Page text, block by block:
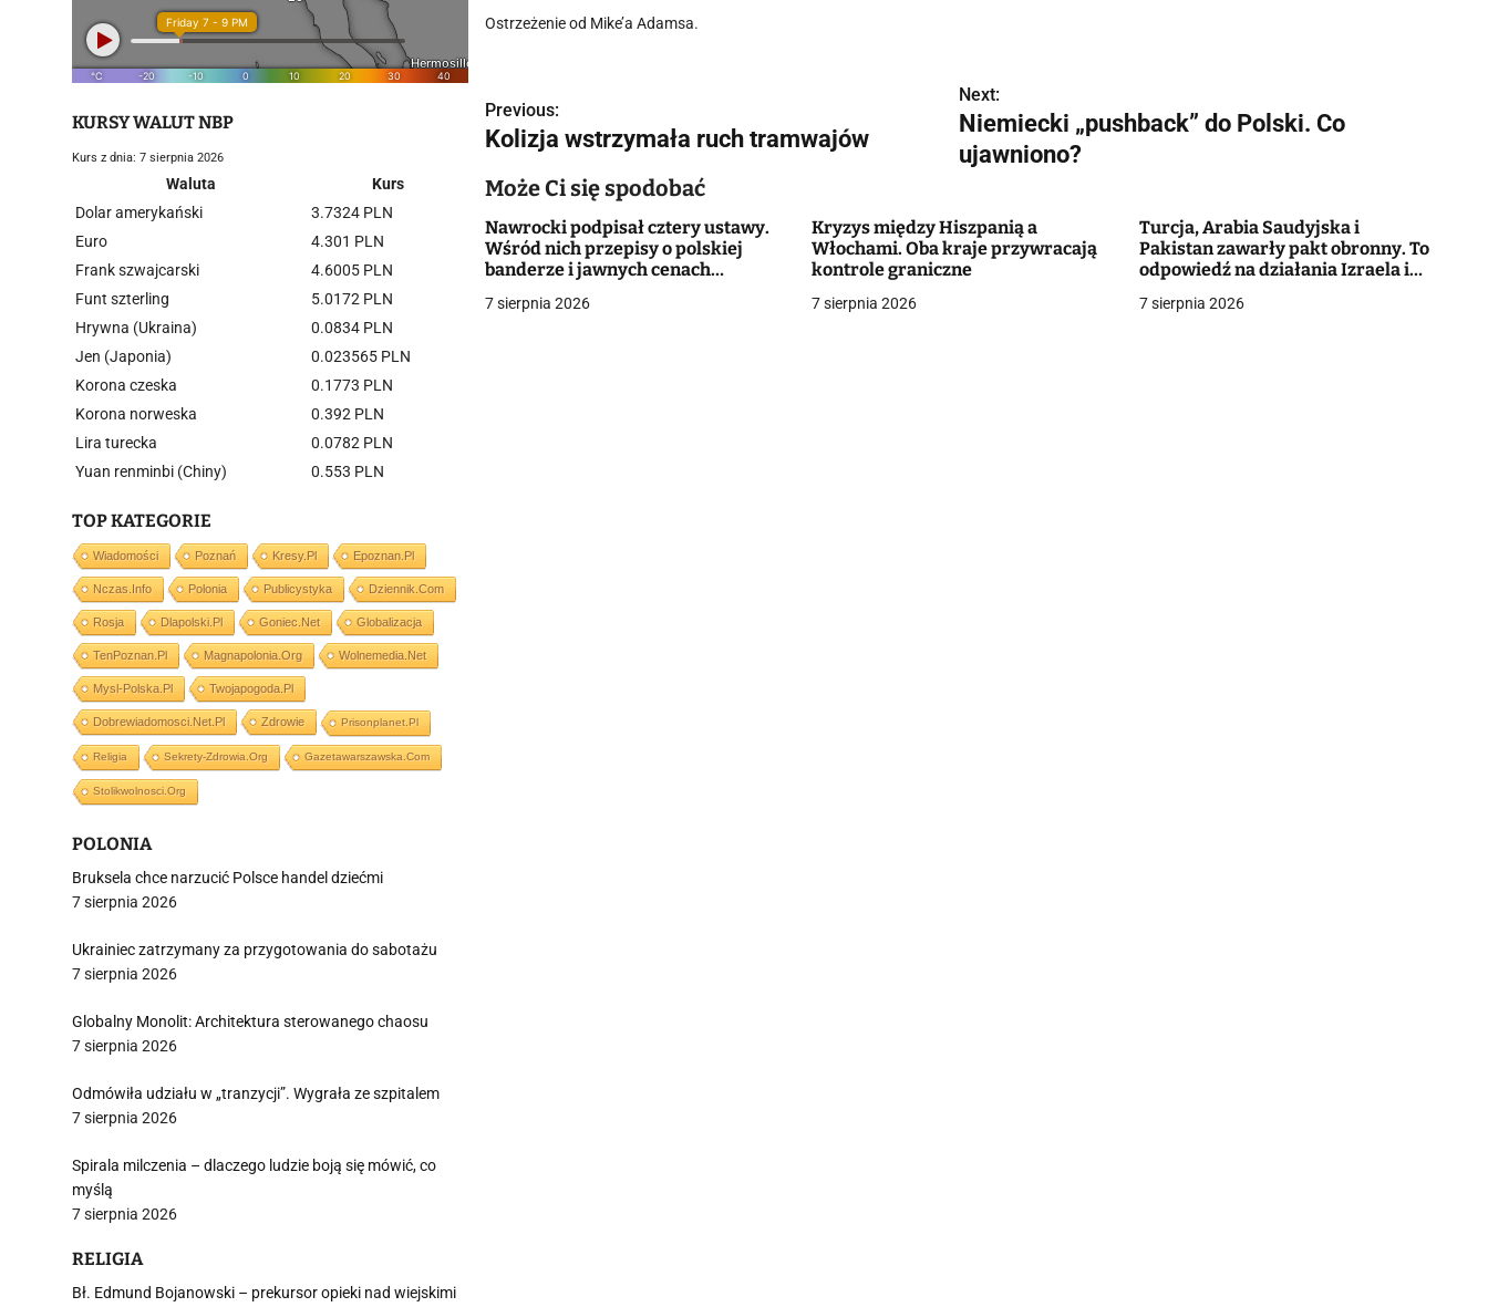
Ostrzeżenie od Mike’a Adamsa.
N
a
w
i
g
a
Previous:
Kolizja wstrzymała ruch tramwajów
Next:
Niemiecki „pushback” do Polski. Co
ujawniono?
Może Ci się spodobać
Nawrocki podpisał cztery ustawy.
Wśród nich przepisy o polskiej
banderze i jawnych cenach
7 sierpnia 2026
Kryzys między Hiszpanią a
Włochami. Oba kraje przywracają
kontrole graniczne
7 sierpnia 2026
Turcja, Arabia Saudyjska i
Pakistan zawarły pakt obronny. To
odpowiedź na działania Izraela i
7 sierpnia 2026
KURSY WALUT NBP
Kurs z dnia: 7 sierpnia 2026
Waluta
Kurs
Dolar amerykański
3.7324 PLN
Euro
4.301 PLN
Frank szwajcarski
4.6005 PLN
Funt szterling
5.0172 PLN
Hrywna (Ukraina)
0.0834 PLN
Jen (Japonia)
0.023565 PLN
Korona czeska
0.1773 PLN
Korona norweska
0.392 PLN
Lira turecka
0.0782 PLN
Yuan renminbi (Chiny)
0.553 PLN
TOP KATEGORIE
Wiadomości Poznań Kresy.pl Epoznan.pl
Nczas.info Polonia Publicystyka Dziennik.com
Rosja Dlapolski.pl Goniec.net Globalizacja
TenPoznan.pl Magnapolonia.org Wolnemedia.net
Mysl-Polska.pl Twojapogoda.pl
Dobrewiadomosci.net.pl Zdrowie Prisonplanet.pl
Religia Sekrety-Zdrowia.org Gazetawarszawska.com
Stolikwolnosci.org
POLONIA
Bruksela chce narzucić Polsce handel dziećmi
7 sierpnia 2026
Ukrainiec zatrzymany za przygotowania do sabotażu
7 sierpnia 2026
Globalny Monolit: Architektura sterowanego chaosu
7 sierpnia 2026
Odmówiła udziału w „tranzycji”. Wygrała ze szpitalem
7 sierpnia 2026
Spirala milczenia – dlaczego ludzie boją się mówić, co
myślą
7 sierpnia 2026
RELIGIA
Bł. Edmund Bojanowski – prekursor opieki nad wiejskimi